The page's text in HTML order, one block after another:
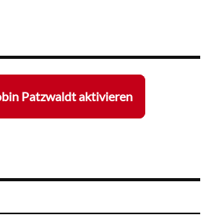
Patzwaldt aktivieren